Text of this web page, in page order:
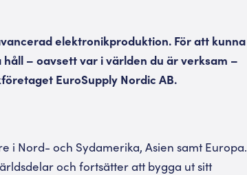
elektronikproduktion. För att kunna
– oavsett var i världen du är verksam –
EuroSupply Nordic AB.
i Nord- och Sydamerika, Asien samt Europa.
och fortsätter att bygga ut sitt